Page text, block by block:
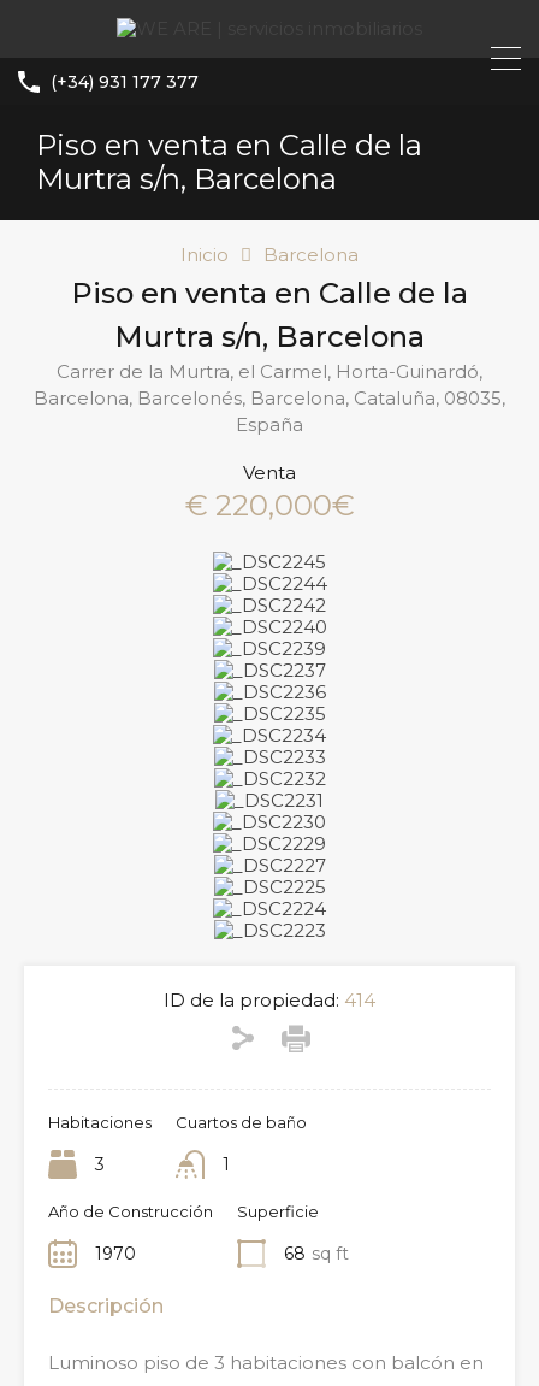
(+34) 931 177 377
Piso en venta en Calle de la
Murtra s/n, Barcelona
Inicio Barcelona
Piso en venta en Calle de la
Murtra s/n, Barcelona
Carrer de la Murtra, el Carmel, Horta-Guinardó,
Barcelona, Barcelonés, Barcelona, Cataluña, 08035,
España
Venta
€ 220,000€
ID de la propiedad: 414
Habitaciones
3
Cuartos de baño
1
Año de Construcción
1970
Superficie
68 sq ft
Descripción
Luminoso piso de 3 habitaciones con balcón en